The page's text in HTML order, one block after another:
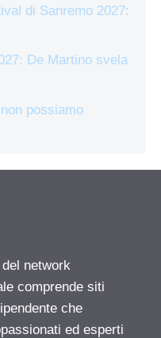
di Sanremo 2027:
De Martino svela
possiamo
network
comprende siti
che
ed esperti